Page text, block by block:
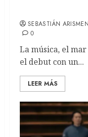
SEBASTIÁN
0
La música, el
el debut con un...
LEER MÁS